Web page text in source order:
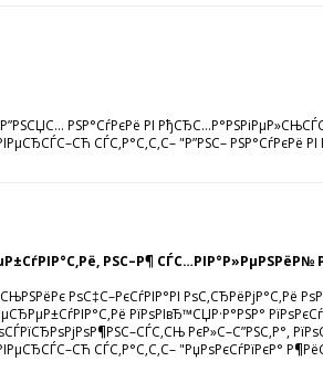
РЅР°СѓРєРё РІ
СЃС‚Р°С‚С‚С– "Р”РЅС– РЅР°СѓРєРё
РЅС–Р¶
РѕС‡С–РєСѓРІР°РІ РѕС‚СЂРёРјР°С‚Рё
РїРѕРІвЂ™СЏР·Р°РЅР°
СЃС‚Р°С‚С‚С– "РџРѕРєСѓРїРєР°